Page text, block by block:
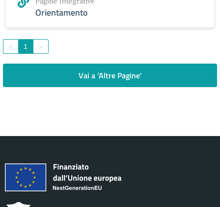
Orientamento
« 1 »
Vai a 'Altre Pagine'